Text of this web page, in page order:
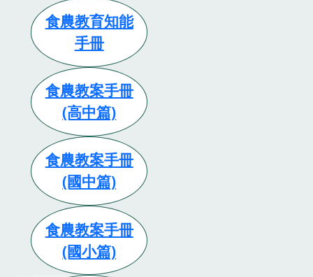
食農教育知能
手冊
食農教案手冊
(高中篇)
食農教案手冊
(國中篇)
食農教案手冊
(國小篇)